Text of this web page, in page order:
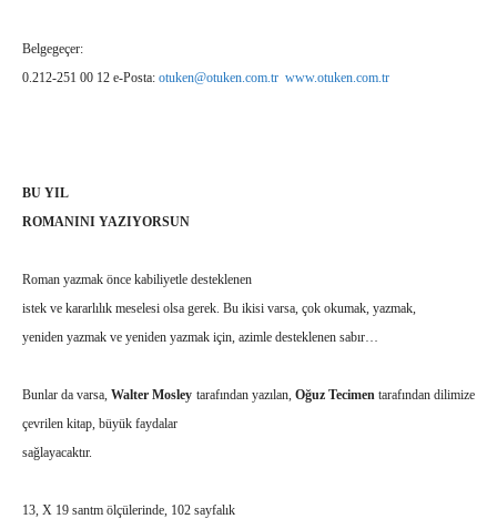
Belgegeçer:
0.212-251 00 12 e-Posta: otuken@otuken.com.tr www.otuken.com.tr
BU YIL
ROMANINI YAZIYORSUN
Roman yazmak önce kabiliyetle desteklenen
istek ve kararlılık meselesi olsa gerek. Bu ikisi varsa, çok okumak, yazmak,
yeniden yazmak ve yeniden yazmak için, azimle desteklenen sabır…
Bunlar da varsa,Walter Mosley tarafından yazılan, Oğuz Tecimentarafından dilimize
çevrilen kitap, büyük faydalar
sağlayacaktır.
13, X 19 santm ölçülerinde, 102 sayfalık